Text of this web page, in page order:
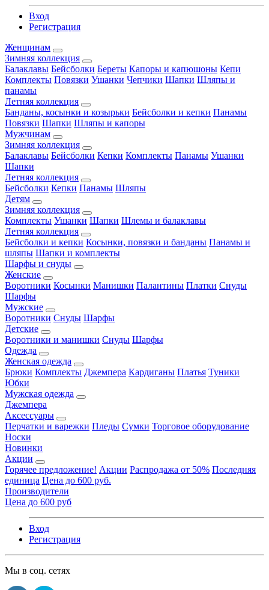
Вход
Регистрация
Женщинам
Зимняя коллекция
Балаклавы Бейсболки Береты Капоры и капюшоны Кепи
Комплекты Повязки Ушанки Чепчики Шапки Шляпы и
панамы
Летняя коллекция
Банданы, косынки и козырьки Бейсболки и кепки Панамы
Повязки Шапки Шляпы и капоры
Мужчинам
Зимняя коллекция
Балаклавы Бейсболки Кепки Комплекты Панамы Ушанки
Шапки
Летняя коллекция
Бейсболки Кепки Панамы Шляпы
Детям
Зимняя коллекция
Комплекты Ушанки Шапки Шлемы и балаклавы
Летняя коллекция
Бейсболки и кепки Косынки, повязки и банданы Панамы и
шляпы Шапки и комплекты
Шарфы и снуды
Женские
Воротники Косынки Манишки Палантины Платки Снуды
Шарфы
Мужские
Воротники Снуды Шарфы
Детские
Воротники и манишки Снуды Шарфы
Одежда
Женская одежда
Брюки Комплекты Джемпера Кардиганы Платья Туники
Юбки
Мужская одежда
Джемпера
Аксессуары
Перчатки и варежки Пледы Сумки Торговое оборудование
Носки
Новинки
Акции
Горячее предложение! Акции Распродажа от 50% Последняя
единица Цена до 600 руб.
Производители
Цена до 600 руб
Вход
Регистрация
Мы в соц. сетях